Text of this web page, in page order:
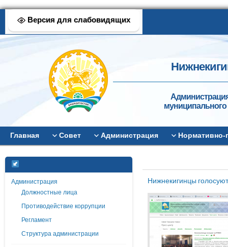
Версия для слабовидящих
муниципального
Главная Совет Администрация
Администрация
Должностные лица
Противодействие коррупции
Регламент
Структура администрации
Нижнекигинцы